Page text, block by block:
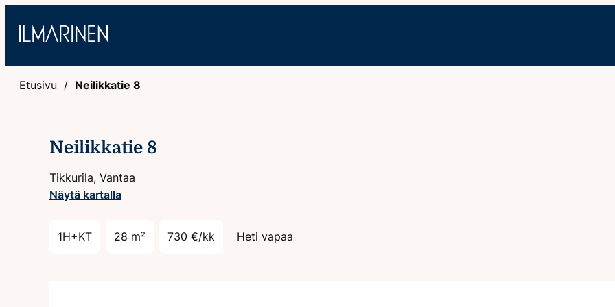
sisältöön
Etusivu Neilikkatie 8
Neilikkatie 8
Tikkurila, Vantaa
Näytä kartalla
1H+KT 28 m² 730 €/kk Heti vapaa